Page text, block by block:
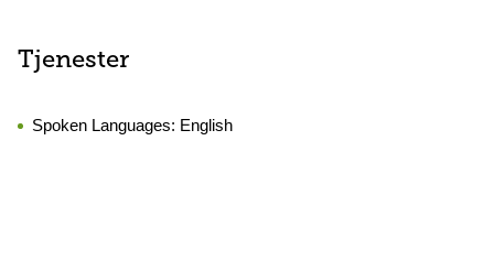
Tjenester
Spoken Languages: English